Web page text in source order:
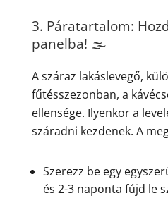
3. Páratartalom:
panelba! 🌫️
A száraz lakáslevegő,
fűtésszezonban, a
ellensége. Ilyenkor a
száradni kezdenek. A
Szerezz be egy
és 2-3 naponta fújd le